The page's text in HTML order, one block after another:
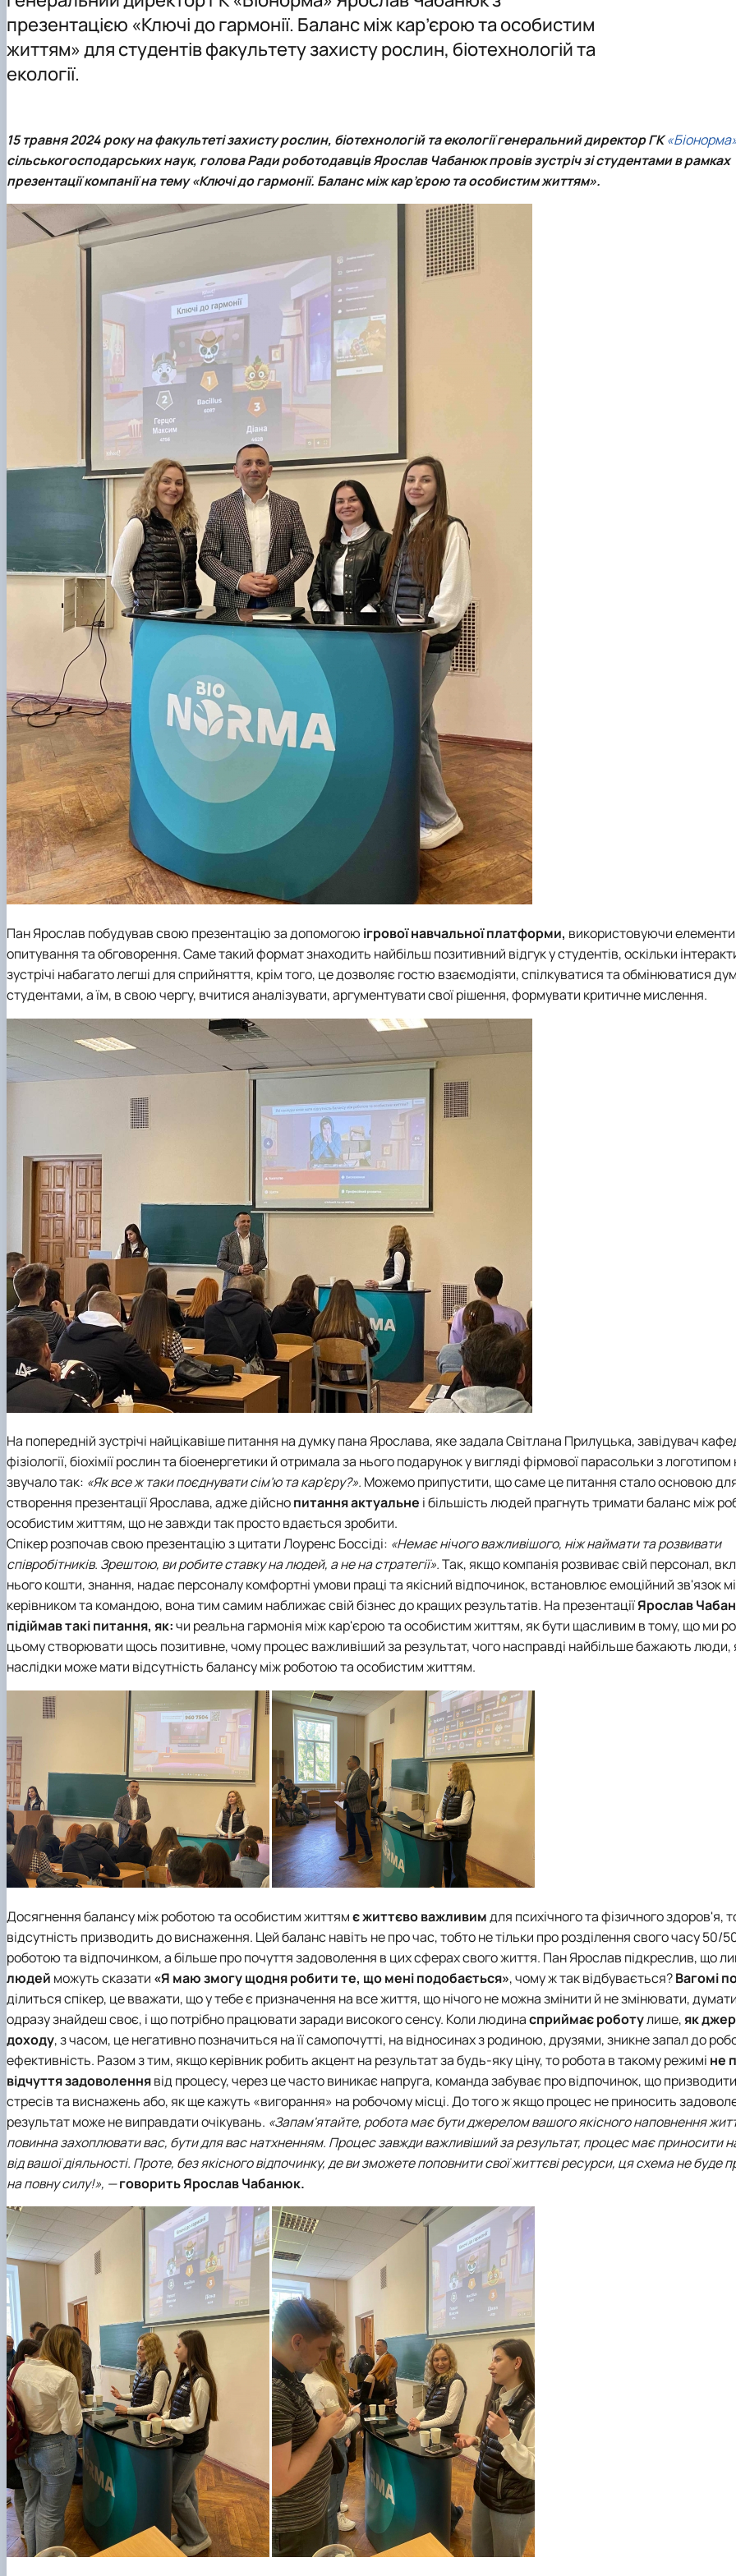
Матеріально-технічна база
Ветерани кафедри
Відеопрезентаційні матеріали
Доктор філософії (PhD)
Стипендіати Президента України
Навчально-методичне забезпечення
Практична підготовка
Надання послуг
Наукові гуртки
Науковий гурток «Фіто – наше життя»
Співпраця
презентацією «Ключі до гармонії. Баланс між кар’єрою та особистим
життям» для студентів факультету захисту рослин, біотехнологій та
екології.
15 травня 2024 року нафакультеті захисту рослин, біотехнологій та екологіїгенеральний директор ГК
сільськогосподарських наук, голова Ради роботодавцівЯрослав Чабанюкпровів зустріч зі студентами в рамках
презентації компанії на тему «Ключі до гармонії. Баланс між кар’єрою та особистим життям».
Пан Ярослав побудував свою презентацію за допомогою ігрової навчальної платформи, використовуючи елементи
опитування та обговорення. Саме такий формат знаходить найбільш позитивний відгук у студентів, оскільки
зустрічі набагато легші для сприйняття, крім того, це дозволяє гостю взаємодіяти, спілкуватися та обмінюватися
студентами, а їм, в свою чергу, вчитися аналізувати, аргументувати свої рішення, формувати критичне мислення.
На попередній зустрічі найцікавіше питання на думку пана Ярослава, яке задала Світлана Прилуцька, завідувач
фізіології, біохімії рослин та біоенергетики й отримала за нього подарунок у вигляді фірмової парасольки з логотипом
звучало так: «Як все ж таки поєднувати сім’ю та кар’єру?». Можемо припустити, що саме це питання стало основою
створення презентації Ярослава, адже дійснопитання актуальне і більшість людей прагнуть тримати баланс між
особистим життям, що не завжди так просто вдається зробити.
Спікер розпочав свою презентацію з цитати Лоуренс Боссіді: «Немає нічого важливішого, ніж наймати та розвивати
співробітників. Зрештою, ви робите ставку на людей, а не на стратегії».Так, якщо компанія розвиває свій персонал,
нього кошти, знання, надає персоналу комфортні умови праці та якісний відпочинок, встановлює емоційний зв'язок
керівником та командою, вона тим самим наближає свій бізнес до кращих результатів. На презентаціїЯрослав
підіймав такі питання, як:чи реальна гармонія між кар'єрою та особистим життям, як бути щасливим в тому, що ми
цьому створювати щось позитивне, чому процес важливіший за результат, чого насправді найбільше бажають люди,
наслідки може мати відсутність балансу між роботою та особистим життям.
Досягнення балансу між роботою та особистим життямє життєво важливимдля психічного та фізичного здоров'я,
відсутність призводить до виснаження. Цей баланс навіть не про час, тобто не тільки про розділення свого часу 50/
роботою та відпочинком, а більше про почуття задоволення в цих сферах свого життя. Пан Ярослав підкреслив, що
людей можуть сказати «Я маю змогу щодня робити те, що мені подобається», чому ж так відбувається?Вагомі
ділиться спікер, це вважати, що у тебе є призначення на все життя, що нічого не можна змінити й не змінювати,
одразу знайдеш своє, і що потрібно працювати заради високого сенсу. Коли людинасприймає роботулише,як
доходу, з часом, це негативно позначиться на її самопочутті, на відносинах з родиною, друзями, зникне запал до
ефективність. Разом з тим, якщо керівник робить акцент на результат за будь-яку ціну, то робота в такому режимі не
відчуття задоволеннявід процесу, через це часто виникає напруга, команда забуває про відпочинок, що
стресів та виснажень або, як ще кажуть «вигорання» на робочому місці. До того ж якщо процес не приносить
результат може не виправдати очікувань. «Запам'ятайте, робота має бути джерелом вашого якісного наповнення
повинна захоплювати вас, бути для вас натхненням. Процес завжди важливіший за результат, процес має приносити
від вашої діяльності. Проте, без якісного відпочинку, де ви зможете поповнити свої життєві ресурси, ця схема не буде
на повну силу!», —говорить Ярослав Чабанюк.